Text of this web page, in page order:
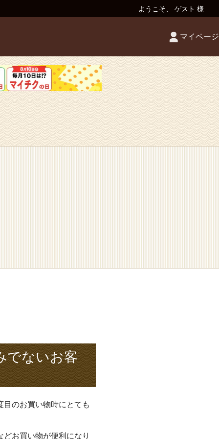
ようこそ、 ゲスト 様
マイページ
でないお客
目のお買い物時にとても
お買い物が便利になり